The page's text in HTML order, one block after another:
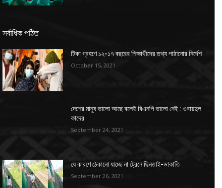
সর্বাধিক পঠিত
টিকা গ্রহণে ১২-১৭ বছরের শিক্ষার্থীদের তথ্য পাঠানোর নির্দেশ
October 15, 2021
দেশের মানুষ ভালো আছে বলেই বিএনপি ভালো নেই : ওবায়দুল
কাদের
September 24, 2021
যে কারণে ঠেকানো যাচ্ছে না ট্রেনে ছিনতাই-ডাকাতি
September 26, 2021